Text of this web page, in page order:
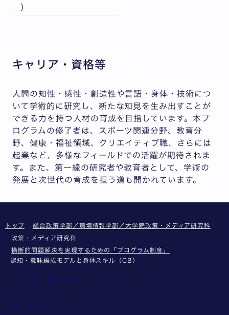
）
キャリア・資格等
人間の知性・感性・創造性や言語・身体・技術につ
いて学術的に研究し、新たな知見を生み出すことが
できる力を持つ人材の育成を目指しています。本プ
ログラムの修了者は、スポーツ関連分野、教育分
野、健康・福祉領域、クリエイティブ職、さらには
起業など、多様なフィールドでの活躍が期待されま
す。また、第一線の研究者や教育者として、学術の
発展と次世代の育成を担う道も開かれています。
トップ
総合政策学部／環境情報学部／大学院政策・メディア研究科
政策・メディア研究科
横断的問題解決を実現するための「プログラム制度」
認知・意味編成モデルと身体スキル（CB）
このサイトについて
サイトマップ